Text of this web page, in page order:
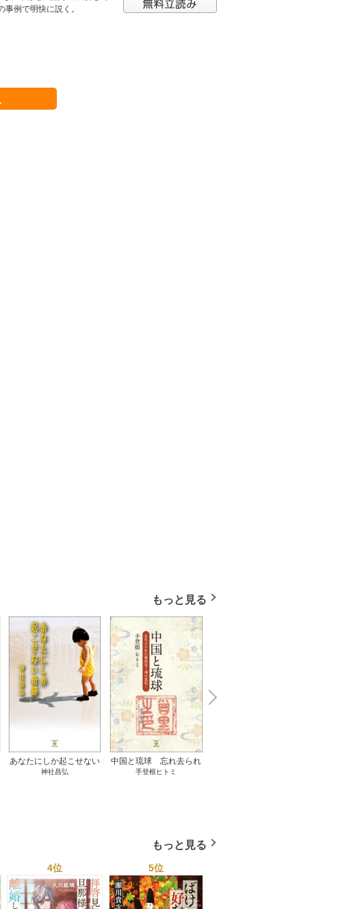
例で明快に説く。
もっと見る
あなたにしか起こせない
奇跡 1巻
神社昌弘
中国と琉球 忘れ去られ
た冊封史―魂の進化― 1
手登根ヒトミ
N
e
x
t
もっと見る
4位 5位